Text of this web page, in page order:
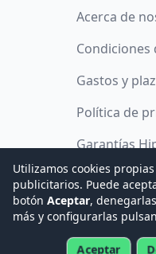
Acerca de
Condiciones
Gastos y
Política de
Garantías
Política de
© 2008 -2026Hogar
Utilizamos cookies
publicitarios. Puede
botón Aceptar,
más y configurarlas
Aceptar